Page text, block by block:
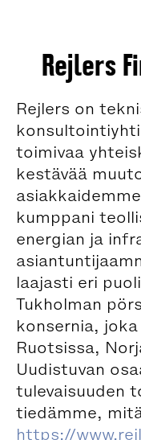
Rejlers
Rejlers on
toimivaa
kestävää
kumppani
energian ja
laajasti eri
Tukholman
konsernia,
Ruotsissa,
Uudistuvan
tulevaisuuden
tiedämme,
https://